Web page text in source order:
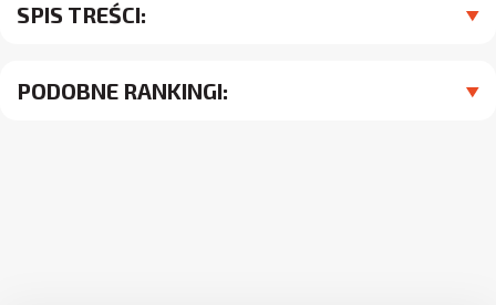
SPIS TREŚCI:
PODOBNE RANKINGI: